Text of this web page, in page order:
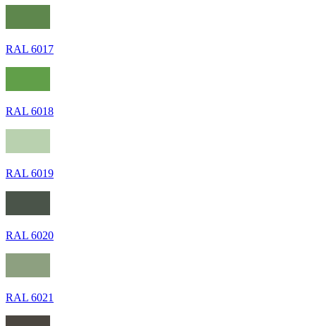
RAL 6017
RAL 6018
RAL 6019
RAL 6020
RAL 6021